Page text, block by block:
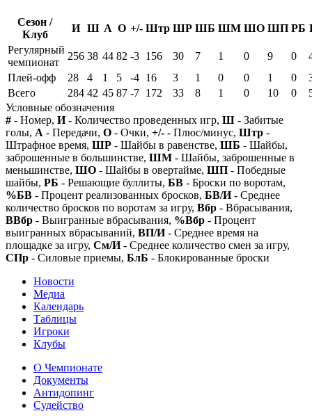
Сезон /
Клуб
И Ш А О +/- Штр ШР ШБ ШМ ШО ШП РБ
Регулярный
чемпионат
256 38 44 82 -3 156 30 7 1 0 9 0
Плей-офф
28 4 1 5 -4 16 3 1 0 0 1 0
Всего
284 42 45 87 -7 172 33 8 1 0 10 0
Условные обозначения
# - Номер, И- Количество проведенных игр, Ш - Забитые
голы, А - Передачи, О - Очки, +/- - Плюс/минус, Штр -
Штрафное время, ШР - Шайбы в равенстве, ШБ - Шайбы,
заброшенные в большинстве, ШМ - Шайбы, заброшенные в
меньшинстве, ШО - Шайбы в овертайме, ШП - Победные
шайбы, РБ - Решающие буллиты, БВ - Броски по воротам,
%БВ - Процент реализованных бросков, БВ/И- Среднее
количество бросков по воротам за игру, Вбр - Вбрасывания,
ВВбр - Выигранные вбрасывания, %Вбр - Процент
выигранных вбрасываний, ВП/И- Среднее время на
площадке за игру, См/И- Среднее количество смен за игру,
СПр - Силовые приемы, БлБ - Блокированные броски
Новости
Медиа
Календарь
Таблицы
Игроки
Клубы
О Чемпионате
Документы
Антидопинг
Судейство